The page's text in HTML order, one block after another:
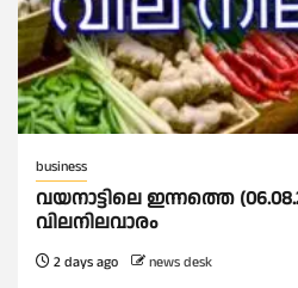
business
വയനാട്ടിലെ ഇന്നത്തെ
വിലനിലവാരം
2 days ago news desk